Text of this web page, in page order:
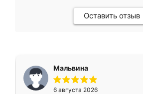
Оставить отзыв
Мальвина
6 августа 2026